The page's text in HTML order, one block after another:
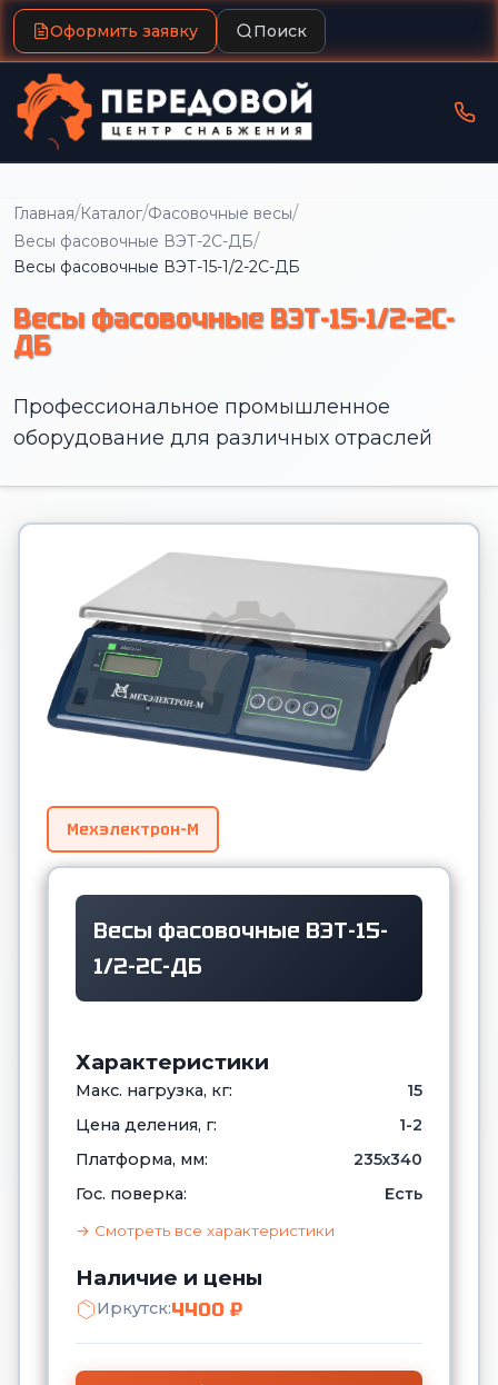
Оформить заявку Поиск
Главная/Каталог/Фасовочные весы/
Весы фасовочные ВЭТ-2С-ДБ/
Весы фасовочные ВЭТ-15-1/2-2С-ДБ
Весы фасовочные ВЭТ-15-1/2-2С-
ДБ
Профессиональное промышленное
оборудование для различных отраслей
Мехэлектрон-М
Весы фасовочные ВЭТ-15-
1/2-2С-ДБ
Характеристики
Макс. нагрузка, кг:
15
Цена деления, г:
1-2
Платформа, мм:
235х340
Гос. поверка:
Есть
→ Смотреть все характеристики
Наличие и цены
Иркутск:4400 ₽